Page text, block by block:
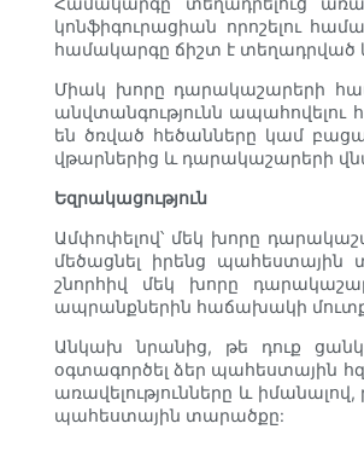
կոնֆիգուրացիան որոշելու
համակարգը ճիշտ է
Միակ խորը դարակաշարերի
անվտանգությունն
են ծռված հեծանները կամ
վթարներից և դարակաշարերի
Եզրակացություն
Ամփոփելով՝ մեկ խորը
մեծացնել իրենց պահեստային
շնորհիվ մեկ խորը
ապրանքներին հաճախակի
Անկախ նրանից, թե դուք
օգտագործել ձեր պահեստային
առավելությունները և
պահեստային տարածքը: